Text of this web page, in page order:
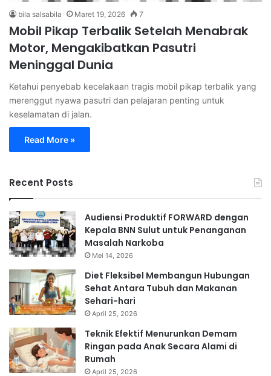
bila salsabila Maret 19, 2026 7
Mobil Pikap Terbalik Setelah Menabrak
Motor, Mengakibatkan Pasutri
Meninggal Dunia
Ketahui penyebab kecelakaan tragis mobil pikap terbalik yang
merenggut nyawa pasutri dan pelajaran penting untuk
keselamatan di jalan.
Read More »
Recent Posts
Audiensi Produktif FORWARD dengan
Kepala BNN Sulut untuk Penanganan
Masalah Narkoba
Mei 14, 2026
Diet Fleksibel Membangun Hubungan
Sehat Antara Tubuh dan Makanan
Sehari-hari
April 25, 2026
Teknik Efektif Menurunkan Demam
Ringan pada Anak Secara Alami di
Rumah
April 25, 2026